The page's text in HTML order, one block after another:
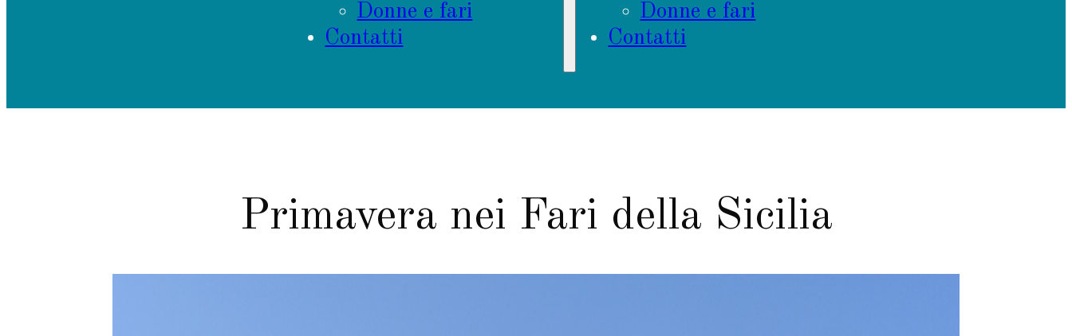
Donne e fari
Contatti
Donne e fari
Contatti
Primavera nei Fari della Sicilia